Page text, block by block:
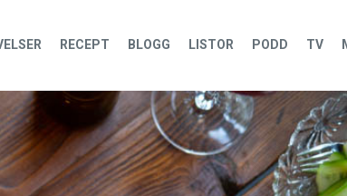
RECEPT BLOGG LISTOR PODD TV